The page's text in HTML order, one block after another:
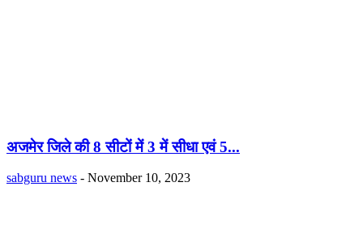
अजमेर जिले की 8 सीटों में 3 में सीधा एवं 5...
sabguru news - November 10, 2023